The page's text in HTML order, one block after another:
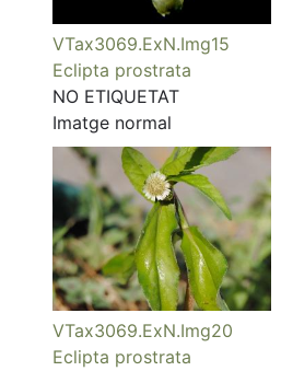
VTax3069.ExN.Img15
Eclipta prostrata
NO ETIQUETAT
Imatge normal
VTax3069.ExN.Img20
Eclipta prostrata